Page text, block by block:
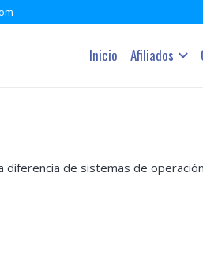
Inicio Afiliados
de sistemas de operación